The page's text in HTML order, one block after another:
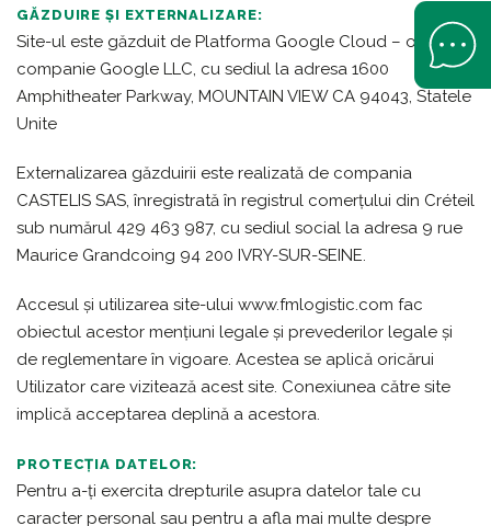
GĂZDUIRE ȘI EXTERNALIZARE:
Site-ul este găzduit de Platforma Google Cloud – o
companie Google LLC, cu sediul la adresa 1600
Amphitheater Parkway, MOUNTAIN VIEW CA 94043, Statele
Unite
Externalizarea găzduirii este realizată de compania
CASTELIS SAS, înregistrată în registrul comerțului din Créteil
sub numărul 429 463 987, cu sediul social la adresa 9 rue
Maurice Grandcoing 94 200 IVRY-SUR-SEINE.
Accesul și utilizarea site-ului www.fmlogistic.com fac
obiectul acestor mențiuni legale și prevederilor legale și
de reglementare în vigoare. Acestea se aplică oricărui
Utilizator care vizitează acest site. Conexiunea către site
implică acceptarea deplină a acestora.
PROTECȚIA DATELOR:
Pentru a-ți exercita drepturile asupra datelor tale cu
caracter personal sau pentru a afla mai multe despre
Open